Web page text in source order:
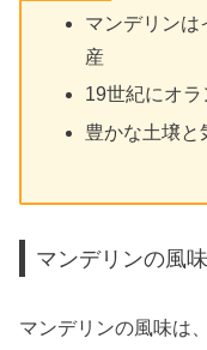
マンデリンは
産
19世紀にオ
豊かな土壌と
マンデリンの風
マンデリンの風味は